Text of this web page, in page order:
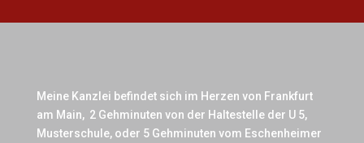
Meine Kanzlei befindet sich im Herzen von Frankfurt
am Main, 2 Gehminuten von der Haltestelle der U 5,
Musterschule, oder 5 Gehminuten vom Eschenheimer